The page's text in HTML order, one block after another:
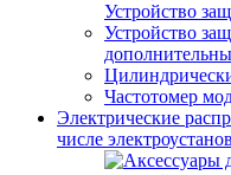
Устройство
Устройство
Частотомер
Электрические
числе